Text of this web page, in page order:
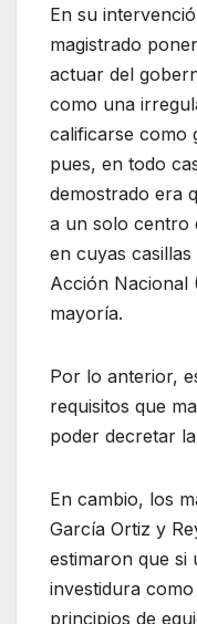
En su
magistrado
actuar del
como una
calificarse como
pues, en todo
demostrado era
a un solo centro
en cuyas
Acción Nacional
mayoría.
Por lo anterior,
requisitos que
poder decretar
En cambio, los
García Ortiz y
estimaron que
investidura
principios de